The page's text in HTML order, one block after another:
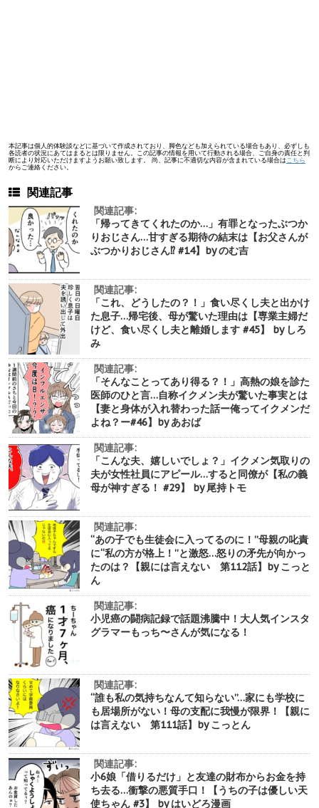
本記事は個人的体験談などに基づいて作成されており、脚色なども加えられている場合もあり、必ずしも
各読者の状況にあてはまるとは限りません。この記事の情報を用いて行動される場合、ご自身の責任と判
断により対応いただけますようお願い致します。 尚、記事に不適切な内容が含まれている場合はこちら
からご連絡ください。
関連記事
関連記事:
「帰ってきてくれたのか…」有罪となったぶつか
りおじさん…甘すぎる期待の結末は【お父さんが
ぶつかりおじさん⁉︎ #14】by のむ吉
関連記事:
「これ、どうしたの？！」食い尽くし夫と出かけ
た息子…帰宅後、母が驚いた理由は【専業主婦だ
けど、食い尽くし夫と離婚します #45】 by しろ
み
関連記事:
「そんなことってあり得る？！」高熱の娘を診た
医師のひと言…自称イクメン夫が驚いた事実とは
【妻と身体が入れ替わった話ー俺ってイクメンだ
よね？ー#46】by あおば
関連記事:
「こんな夫、嬉しいでしょ？」イクメン気取りの
夫が女性社員にアピール…すると同僚が【私の義
母が神すぎる！ #29】 by 尾持トモ
関連記事:
“あの子でも生徒会に入ってるのに！”母親の叱責
に“私の方が格上！”と激怒…怒りの矛先が向かっ
たのは？【親には言えない 第112話】by こっと
ん
関連記事:
小児癌の闘病記録で話題沸騰中！大人気インスタ
グラマーもっち〜さんが気になる！
関連記事:
“誰も私の気持ちなんて知らない”…家にも学校に
も居場所がない！母の支配に我慢が限界！【親に
は言えない 第111話】by こっとん
関連記事:
小6娘「借りるだけ」と友達の財布からお金を持
ち去る…衝撃の悪質手口！【うちの子は優しい天
使ちゃん #3】 by はいどろ漫画